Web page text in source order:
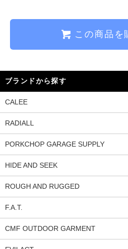
この商品を
ブランドから探す
CALEE
RADIALL
PORKCHOP GARAGE SUPPLY
HIDE AND SEEK
ROUGH AND RUGGED
F.A.T.
CMF OUTDOOR GARMENT